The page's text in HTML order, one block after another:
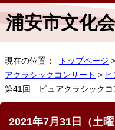
浦安市文化
現在の位置： トップページ >
アクラシックコンサート >
第41回 ピュアクラシックコ
2021年7月31日（土